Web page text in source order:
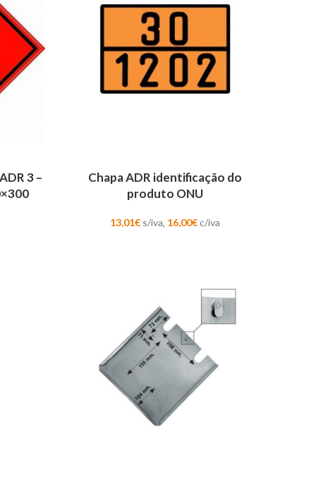
3 –
Chapa ADR identificação do
produto ONU
13,01€ s/iva, 16,00€c/iva